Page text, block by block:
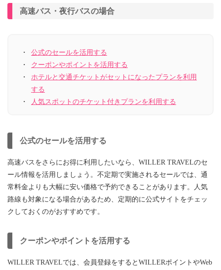
高速バス・夜行バスの場合
公式のセールを活用する
クーポンやポイントを活用する
ホテルと交通チケットがセットになったプランを利用
する
人気スポットのチケット付きプランを利用する
公式のセールを活用する
高速バスをさらにお得に利用したいなら、WILLER TRAVELのセ
ール情報を活用しましょう。不定期で実施されるセールでは、通
常料金よりも大幅に安い価格で予約できることがあります。人気
路線も対象になる場合があるため、定期的に公式サイトをチェッ
クしておくのがおすすめです。
クーポンやポイントを活用する
WILLER TRAVELでは、会員登録をするとWILLERポイントやWeb